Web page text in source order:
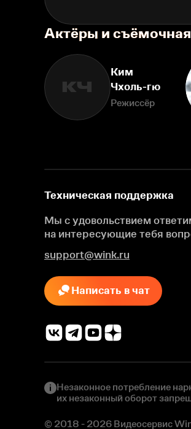
Актёры и
КЧ
Ким
Чхоль-гю
Режиссёр
Техническая поддержка
Мы с удовольствием
на интересующие тебя
support@wink.ru
Написать в чат
Незаконное потребление
их незаконный оборот
© 2018 - 2026 Видеосервис